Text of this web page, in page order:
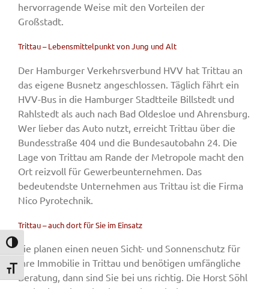
Umschalten auf hohe Kontraste
Schrift vergrößern
hervorragende Weise mit den Vorteilen der
Großstadt.
Trittau – Lebensmittelpunkt von Jung und Alt
Der Hamburger Verkehrsverbund HVV hat Trittau an
das eigene Busnetz angeschlossen. Täglich fährt ein
HVV-Bus in die Hamburger Stadtteile Billstedt und
Rahlstedt als auch nach Bad Oldesloe und Ahrensburg.
Wer lieber das Auto nutzt, erreicht Trittau über die
Bundesstraße 404 und die Bundesautobahn 24. Die
Lage von Trittau am Rande der Metropole macht den
Ort reizvoll für Gewerbeunternehmen. Das
bedeutendste Unternehmen aus Trittau ist die Firma
Nico Pyrotechnik.
Trittau – auch dort für Sie im Einsatz
Sie planen einen neuen Sicht- und Sonnenschutz für
Ihre Immobilie in Trittau und benötigen umfängliche
Beratung, dann sind Sie bei uns richtig. Die Horst Söhl